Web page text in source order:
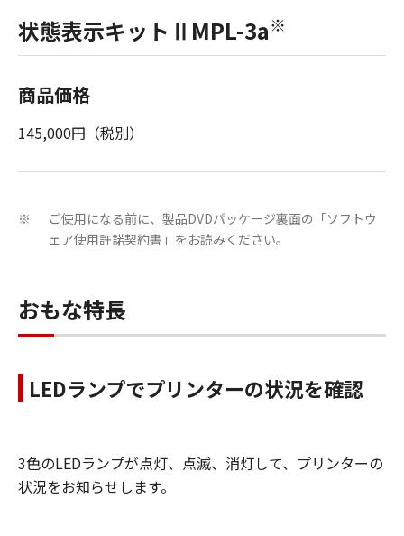
状態表示キットⅡMPL-3a※
商品価格
145,000円（税別）
※
ご使用になる前に、製品DVDパッケージ裏面の「ソフトウ
ェア使用許諾契約書」をお読みください。
おもな特長
LEDランプでプリンターの状況を確認
3色のLEDランプが点灯、点滅、消灯して、プリンターの
状況をお知らせします。